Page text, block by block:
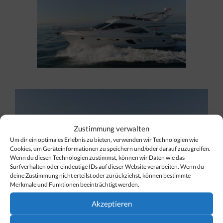
Zustimmung verwalten
Um dir ein optimales Erlebnis zu bieten, verwenden wir Technologien wie
Cookies, um Geräteinformationen zu speichern und/oder darauf zuzugreifen.
Wenn du diesen Technologien zustimmst, können wir Daten wie das
Surfverhalten oder eindeutige IDs auf dieser Website verarbeiten. Wenn du
deine Zustimmung nicht erteilst oder zurückziehst, können bestimmte
Merkmale und Funktionen beeinträchtigt werden.
Akzeptieren
De Luxe Wochenende mit Golf, Yacht & Gourmet-Genus in
Vorarlberg